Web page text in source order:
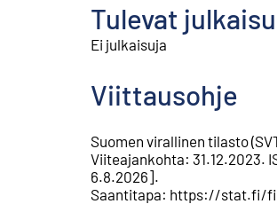
Tulevat
Ei julkaisuja
Viittausohje
Suomen virallinen tilasto
Viiteajankohta: 31.12.2023.
6.8.2026].
Saantitapa: https://stat.fi/fi/